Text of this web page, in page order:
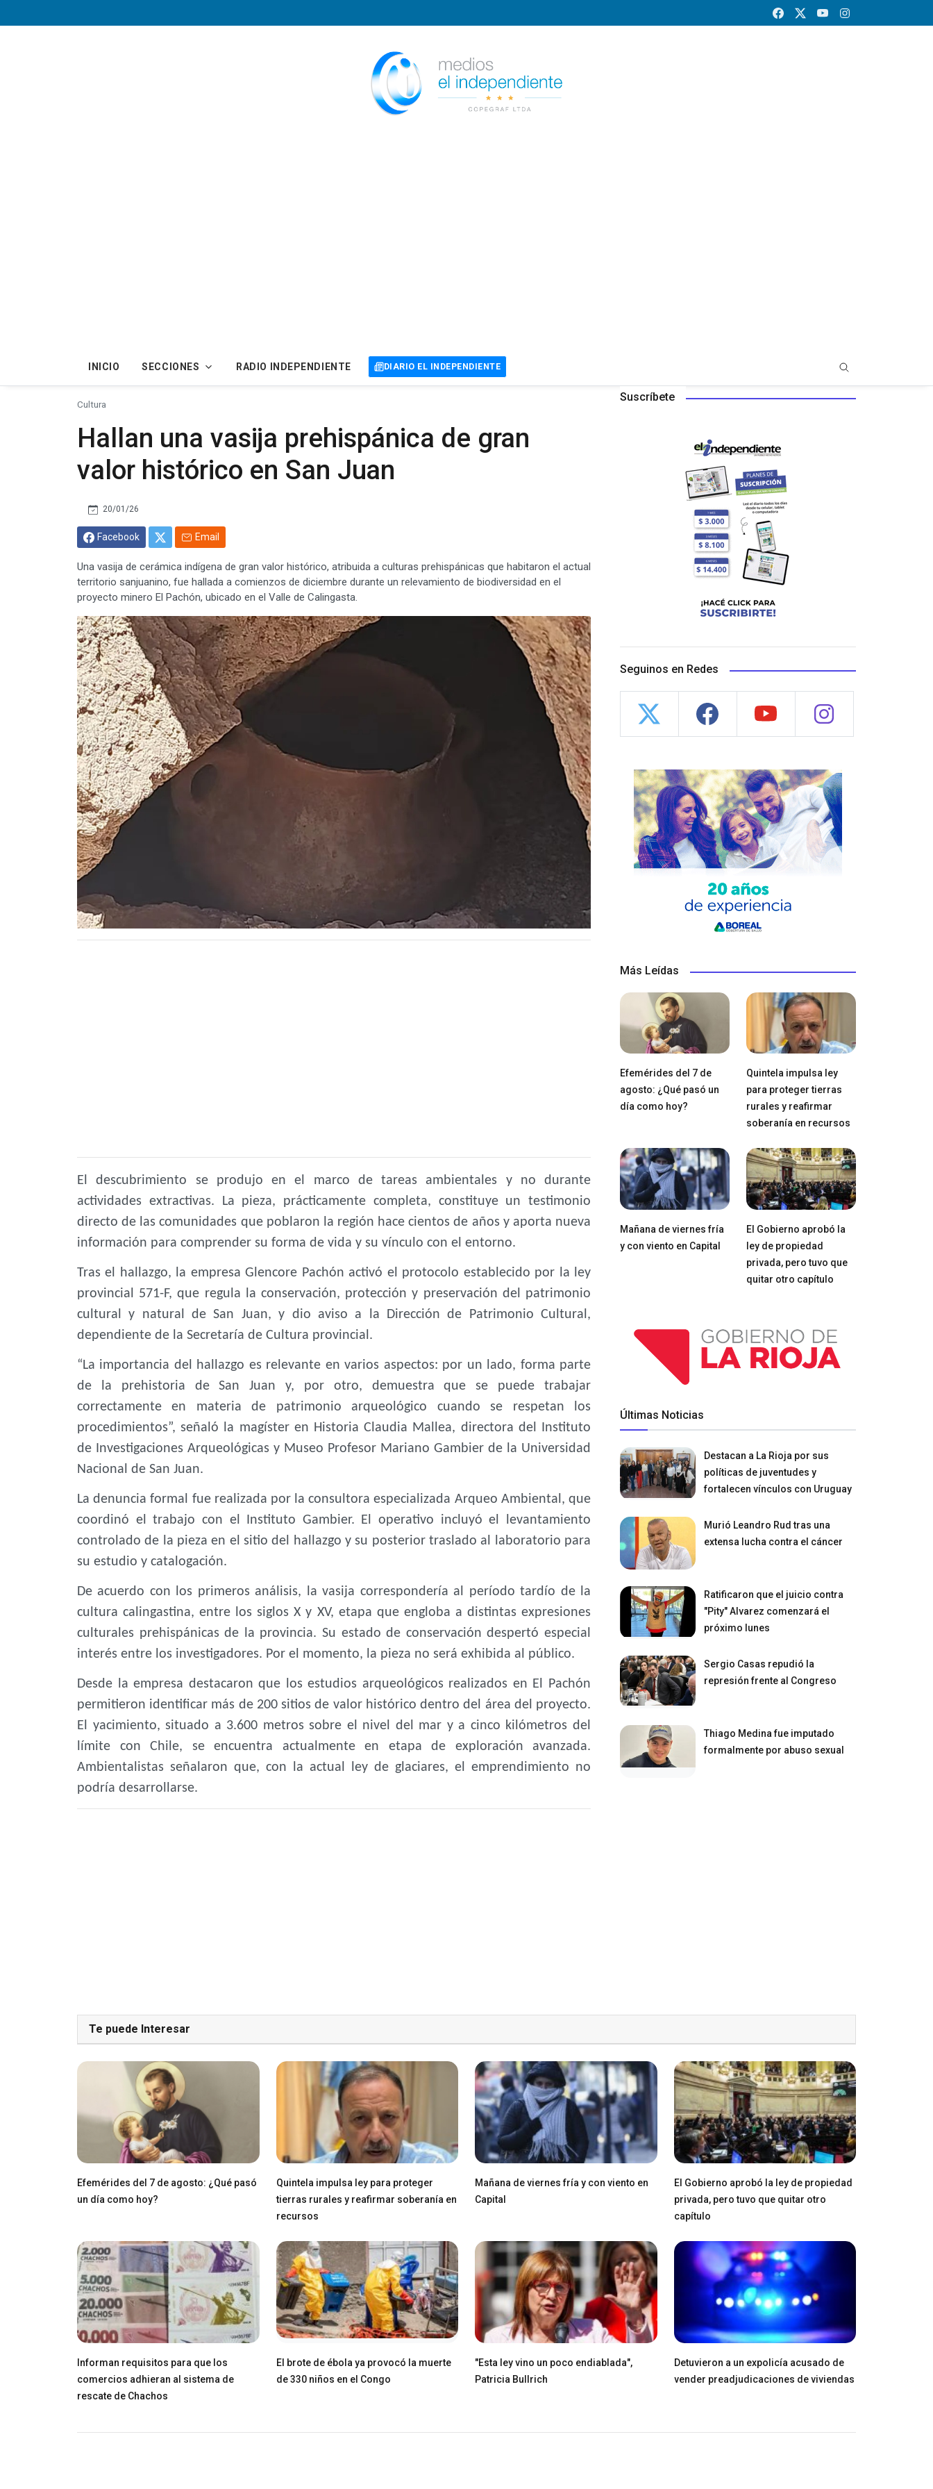
INICIO SECCIONES RADIO INDEPENDIENTE DIARIO EL INDEPENDIENTE
Cultura
Hallan una vasija prehispánica de gran
valor histórico en San Juan
20/01/26
Facebook Email
Una vasija de cerámica indígena de gran valor histórico, atribuida a culturas prehispánicas que habitaron el actual
territorio sanjuanino, fue hallada a comienzos de diciembre durante un relevamiento de biodiversidad en el
proyecto minero El Pachón, ubicado en el Valle de Calingasta.
El descubrimiento se produjo en el marco de tareas ambientales y no durante
actividades extractivas. La pieza, prácticamente completa, constituye un testimonio
directo de las comunidades que poblaron la región hace cientos de años y aporta nueva
información para comprender su forma de vida y su vínculo con el entorno.
Tras el hallazgo, la empresa Glencore Pachón activó el protocolo establecido por la ley
provincial 571-F, que regula la conservación, protección y preservación del patrimonio
cultural y natural de San Juan, y dio aviso a la Dirección de Patrimonio Cultural,
dependiente de la Secretaría de Cultura provincial.
“La importancia del hallazgo es relevante en varios aspectos: por un lado, forma parte
de la prehistoria de San Juan y, por otro, demuestra que se puede trabajar
correctamente en materia de patrimonio arqueológico cuando se respetan los
procedimientos”, señaló la magíster en Historia Claudia Mallea, directora del Instituto
de Investigaciones Arqueológicas y Museo Profesor Mariano Gambier de la Universidad
Nacional de San Juan.
La denuncia formal fue realizada por la consultora especializada Arqueo Ambiental, que
coordinó el trabajo con el Instituto Gambier. El operativo incluyó el levantamiento
controlado de la pieza en el sitio del hallazgo y su posterior traslado al laboratorio para
su estudio y catalogación.
De acuerdo con los primeros análisis, la vasija correspondería al período tardío de la
cultura calingastina, entre los siglos X y XV, etapa que engloba a distintas expresiones
culturales prehispánicas de la provincia. Su estado de conservación despertó especial
interés entre los investigadores. Por el momento, la pieza no será exhibida al público.
Desde la empresa destacaron que los estudios arqueológicos realizados en El Pachón
permitieron identificar más de 200 sitios de valor histórico dentro del área del proyecto.
El yacimiento, situado a 3.600 metros sobre el nivel del mar y a cinco kilómetros del
límite con Chile, se encuentra actualmente en etapa de exploración avanzada.
Ambientalistas señalaron que, con la actual ley de glaciares, el emprendimiento no
podría desarrollarse.
Suscríbete
Seguinos en Redes
Más Leídas
Efemérides del 7 de
agosto: ¿Qué pasó un
día como hoy?
Quintela impulsa ley
para proteger tierras
rurales y reafirmar
soberanía en recursos
Mañana de viernes fría
y con viento en Capital
El Gobierno aprobó la
ley de propiedad
privada, pero tuvo que
quitar otro capítulo
Últimas Noticias
Destacan a La Rioja por sus
políticas de juventudes y
fortalecen vínculos con Uruguay
Murió Leandro Rud tras una
extensa lucha contra el cáncer
Ratificaron que el juicio contra
"Pity" Alvarez comenzará el
próximo lunes
Sergio Casas repudió la
represión frente al Congreso
Thiago Medina fue imputado
formalmente por abuso sexual
Te puede Interesar
Efemérides del 7 de agosto: ¿Qué pasó
un día como hoy?
Quintela impulsa ley para proteger
tierras rurales y reafirmar soberanía en
recursos
Mañana de viernes fría y con viento en
Capital
El Gobierno aprobó la ley de propiedad
privada, pero tuvo que quitar otro
capítulo
Informan requisitos para que los
comercios adhieran al sistema de
rescate de Chachos
El brote de ébola ya provocó la muerte
de 330 niños en el Congo
"Esta ley vino un poco endiablada",
Patricia Bullrich
Detuvieron a un expolicía acusado de
vender preadjudicaciones de viviendas